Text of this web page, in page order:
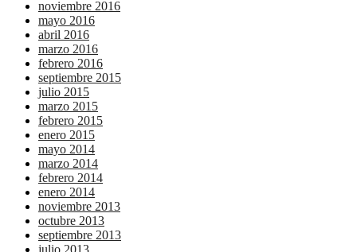
noviembre 2016
mayo 2016
abril 2016
marzo 2016
febrero 2016
septiembre 2015
julio 2015
marzo 2015
febrero 2015
enero 2015
mayo 2014
marzo 2014
febrero 2014
enero 2014
noviembre 2013
octubre 2013
septiembre 2013